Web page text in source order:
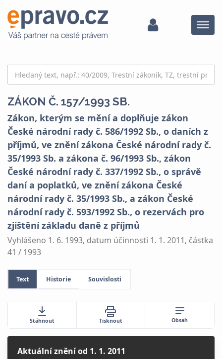
Menu
ZÁKON Č. 157/1993 SB.
Zákon, kterým se mění a doplňuje zákon
České národní rady č. 586/1992 Sb., o daních z
příjmů, ve znění zákona České národní rady č.
35/1993 Sb. a zákona č. 96/1993 Sb., zákon
České národní rady č. 337/1992 Sb., o správě
daní a poplatků, ve znění zákona České
národní rady č. 35/1993 Sb., a zákon České
národní rady č. 593/1992 Sb., o rezervách pro
zjištění základu daně z příjmů
Vyhlášeno 1. 6. 1993, datum účinnosti 1. 1. 2011, částka
41 / 1993
Text Historie Souvislosti
Stáhnout Tisknout Obsah
Aktuální zněníod 1. 1. 2011